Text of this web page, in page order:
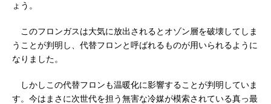
ょう。
このフロンガスは大気に放出されるとオゾン層を破壊してしま
うことが判明し、代替フロンと呼ばれるものが用いられるように
なりました。
しかしこの代替フロンも温暖化に影響することが判明していま
す。今はまさに次世代を担う無害な冷媒が模索されている真っ最